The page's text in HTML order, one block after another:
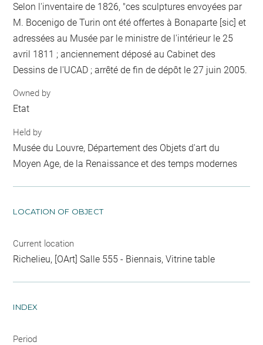
Selon l'inventaire de 1826, "ces sculptures envoyées par
M. Bocenigo de Turin ont été offertes à Bonaparte [sic] et
adressées au Musée par le ministre de l'intérieur le 25
avril 1811 ; anciennement déposé au Cabinet des
Dessins de l'UCAD ; arrêté de fin de dépôt le 27 juin 2005.
Owned by
Etat
Held by
Musée du Louvre, Département des Objets d'art du
Moyen Age, de la Renaissance et des temps modernes
LOCATION OF OBJECT
Current location
Richelieu, [OArt] Salle 555 - Biennais, Vitrine table
INDEX
Period